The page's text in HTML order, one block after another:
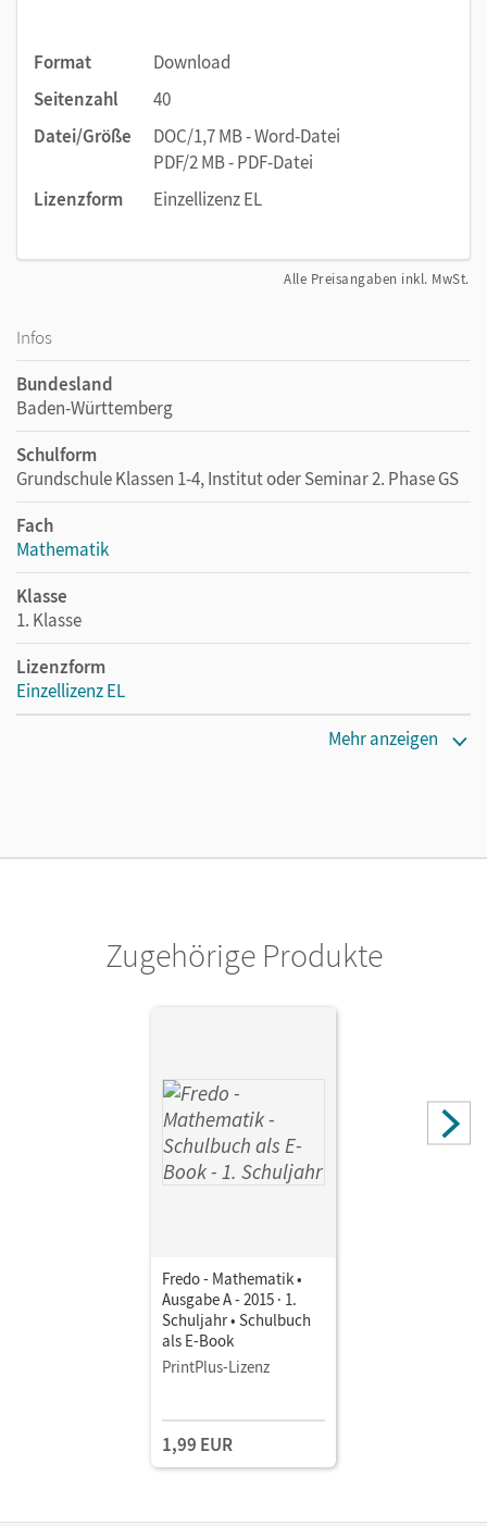
Format
Download
Seitenzahl
40
Datei/Größe
DOC/1,7 MB - Word-Datei
PDF/2 MB - PDF-Datei
Lizenzform
Einzellizenz EL
Alle Preisangaben inkl. MwSt.
Infos
Bundesland
Baden-Württemberg
Schulform
Grundschule Klassen 1-4, Institut oder Seminar 2. Phase GS
Fach
Mathematik
Klasse
1. Klasse
Lizenzform
Einzellizenz EL
Mehr anzeigen
Zugehörige Produkte
Fredo - Mathematik •
Ausgabe A - 2015 · 1.
Schuljahr • Schulbuch
als E-Book
PrintPlus-Lizenz
1,99 EUR